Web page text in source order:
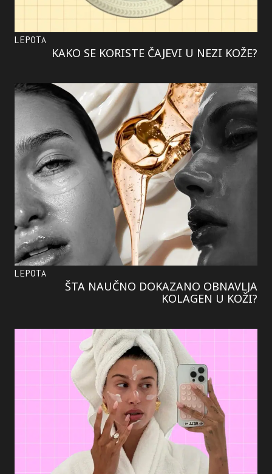
LEPOTA
KAKO SE KORISTE ČAJEVI U NEZI KOŽE?
LEPOTA
ŠTA NAUČNO DOKAZANO OBNAVLJA
KOLAGEN U KOŽI?